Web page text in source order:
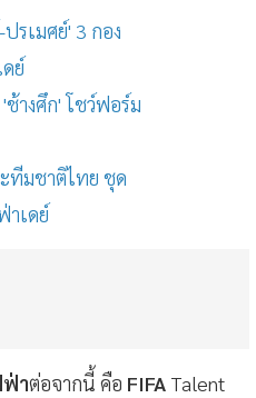
รเมศย์' 3 กอง
ย์
ช้างศึก' โชว์ฟอร์ม
ทีมชาติไทย ชุด
เดย์
าต่อจากนี้ คือ FIFA Talent